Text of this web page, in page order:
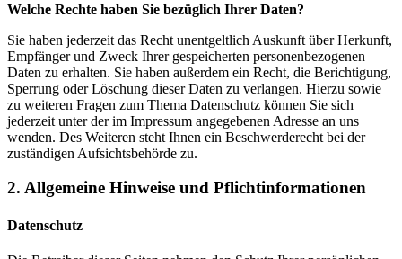
Welche Rechte haben Sie bezüglich Ihrer Daten?
Sie haben jederzeit das Recht unentgeltlich Auskunft über Herkunft,
Empfänger und Zweck Ihrer gespeicherten personenbezogenen
Daten zu erhalten. Sie haben außerdem ein Recht, die Berichtigung,
Sperrung oder Löschung dieser Daten zu verlangen. Hierzu sowie
zu weiteren Fragen zum Thema Datenschutz können Sie sich
jederzeit unter der im Impressum angegebenen Adresse an uns
wenden. Des Weiteren steht Ihnen ein Beschwerderecht bei der
zuständigen Aufsichtsbehörde zu.
2. Allgemeine Hinweise und Pflichtinformationen
Datenschutz